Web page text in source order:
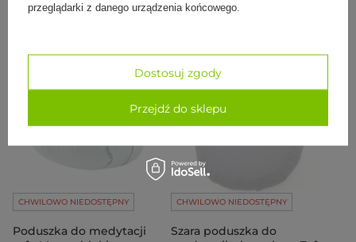
CHWILOWO NIEDOSTĘPNY
Poduszka do medytacji
CHWILOWO NIEDOSTĘPNY
Szara poduszka do
przeglądarki z danego urządzenia końcowego.
Dostosuj zgody
Przejdź do sklepu